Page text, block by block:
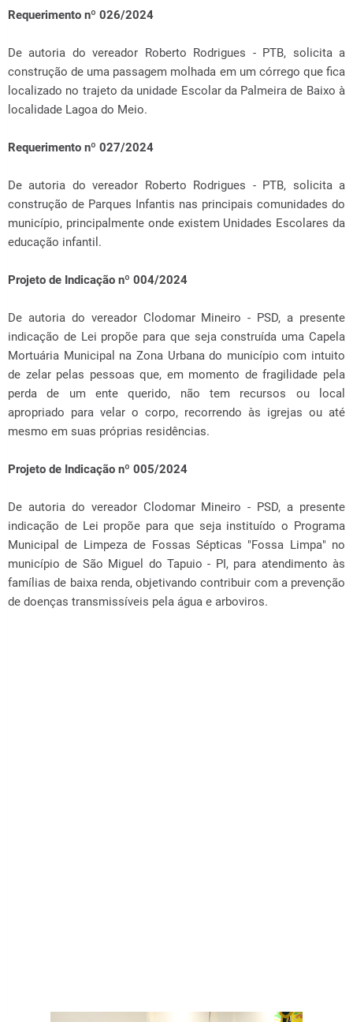
Requerimento nº 026/2024
De autoria do vereador Roberto Rodrigues - PTB, solicita a
construção de uma passagem molhada em um córrego que fica
localizado no trajeto da unidade Escolar da Palmeira de Baixo à
localidade Lagoa do Meio.
Requerimento nº 027/2024
De autoria do vereador Roberto Rodrigues - PTB, solicita a
construção de Parques Infantis nas principais comunidades do
município, principalmente onde existem Unidades Escolares da
educação infantil.
Projeto de Indicação nº 004/2024
De autoria do vereador Clodomar Mineiro - PSD, a presente
indicação de Lei propõe para que seja construída uma Capela
Mortuária Municipal na Zona Urbana do município com intuito
de zelar pelas pessoas que, em momento de fragilidade pela
perda de um ente querido, não tem recursos ou local
apropriado para velar o corpo, recorrendo às igrejas ou até
mesmo em suas próprias residências.
Projeto de Indicação nº 005/2024
De autoria do vereador Clodomar Mineiro - PSD, a presente
indicação de Lei propõe para que seja instituído o Programa
Municipal de Limpeza de Fossas Sépticas "Fossa Limpa" no
município de São Miguel do Tapuio - PI, para atendimento às
famílias de baixa renda, objetivando contribuir com a prevenção
de doenças transmissíveis pela água e arboviros.